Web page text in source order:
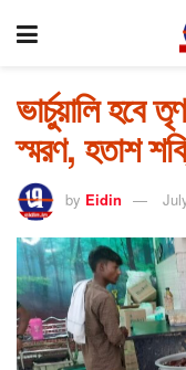
ভার্চুয়ালি হবে
স্মরণ, হতাশ
by Eidin